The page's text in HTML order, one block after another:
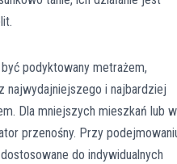
podyktowany metrażem,
najwydajniejszego i najbardziej
Dla mniejszych mieszkań lub w
przenośny. Przy
do indywidualnych